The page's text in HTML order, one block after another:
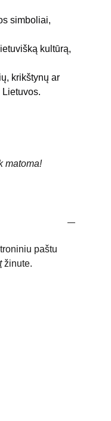
simboliai,
kultūrą,
krikštynų ar
matoma!
paštu
žinute.